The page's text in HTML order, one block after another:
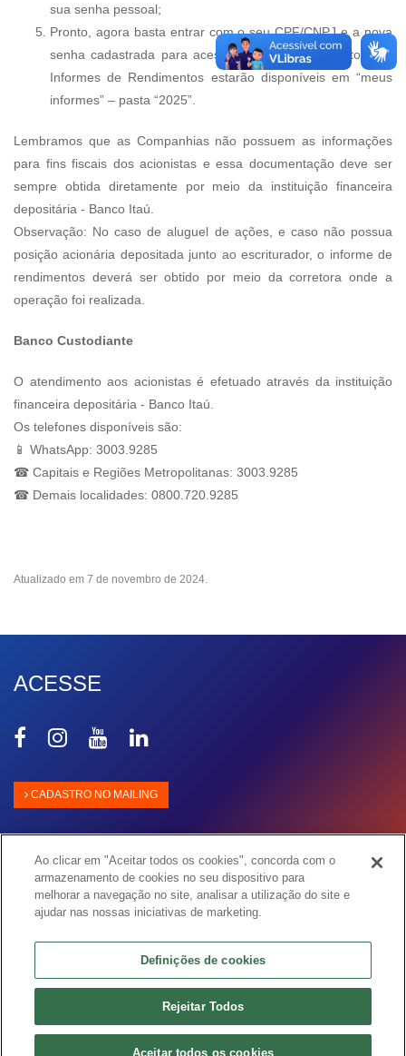
sua senha pessoal;
Pronto, agora basta entrar com o seu CPF/CNPJ e a nova
senha cadastrada para acessar os seus documentos. Os
Informes de Rendimentos estarão disponíveis em “meus
informes” – pasta “2025”.
Lembramos que as Companhias não possuem as informações
para fins fiscais dos acionistas e essa documentação deve ser
sempre obtida diretamente por meio da instituição financeira
depositária - Banco Itaú.
Observação: No caso de aluguel de ações, e caso não possua
posição acionária depositada junto ao escriturador, o informe de
rendimentos deverá ser obtido por meio da corretora onde a
operação foi realizada.
Banco Custodiante
O atendimento aos acionistas é efetuado através da instituição
financeira depositária - Banco Itaú.
Os telefones disponíveis são:
📱 WhatsApp: 3003.9285
☎ Capitais e Regiões Metropolitanas: 3003.9285
☎ Demais localidades: 0800.720.9285
Atualizado em 7 de novembro de 2024.
ACESSE
CompartilharCompartilharCompartilhar
no
CADASTRO NO MAILING
© Copyright 2026 ISA ENERGIA BRASIL S.A.
Av. das Nações Unidas, 14.171 - Torre Crystal – 6º andar
Innova
Ao clicar em "Aceitar todos os cookies", concorda com o
armazenamento de cookies no seu dispositivo para
melhorar a navegação no site, analisar a utilização do site e
ajudar nas nossas iniciativas de marketing.
Definições de cookies
Rejeitar Todos
Aceitar todos os cookies